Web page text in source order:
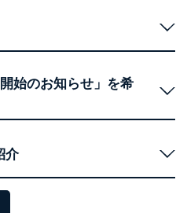
ービス
郎
理者を設置し、個人情報保
情報を取得・アクセス・利
始のお知らせ」を希
介